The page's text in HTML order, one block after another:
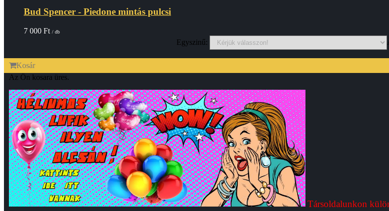
Bud Spencer - Piedone mintás pulcsi
7 000 Ft / db
Egyszinű:
Kosár
Az Ön kosara üres.
Társoldalunkon